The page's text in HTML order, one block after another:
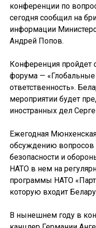
конференции по
сегодня сообщил на
информации
Андрей Попов.
Конференция пройдет
форума —
ответственность».
мероприятии будет
иностранных дел
Ежегодная
обсуждению вопросов
безопасности и
НАТО в нем на
программы НАТО
которую входит
В нынешнем году в